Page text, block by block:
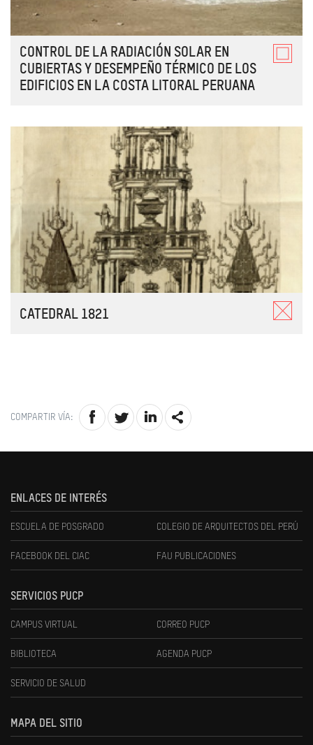
CONTROL DE LA RADIACIÓN SOLAR EN
CUBIERTAS Y DESEMPEÑO TÉRMICO DE LOS
EDIFICIOS EN LA COSTA LITORAL PERUANA
CATEDRAL 1821
COMPARTIR VÍA:
ENLACES DE INTERÉS
ESCUELA DE POSGRADO COLEGIO DE ARQUITECTOS DEL PERÚ
FACEBOOK DEL CIAC FAU PUBLICACIONES
SERVICIOS PUCP
CAMPUS VIRTUAL CORREO PUCP
BIBLIOTECA AGENDA PUCP
SERVICIO DE SALUD
MAPA DEL SITIO